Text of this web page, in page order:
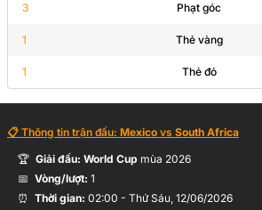
66’
56’
3 Phạt góc
1 Thẻ vàng
1 Thẻ đỏ
📋 Thông tin trận đấu: Mexico vs South Africa
🏆 Giải đấu: World Cup mùa 2026
📅 Vòng/lượt: 1
⏰ Thời gian: 02:00 - Thứ Sáu, 12/06/2026